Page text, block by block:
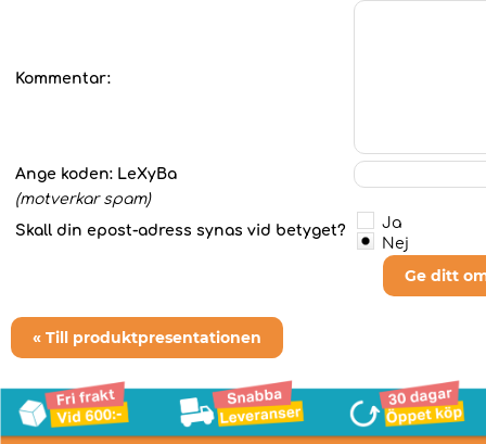
Kommentar:
Ange koden: LeXyBa
(motverkar spam)
Skall din epost-adress synas vid betyget?
Ja
Nej
Ge ditt
« Till produktpresentationen